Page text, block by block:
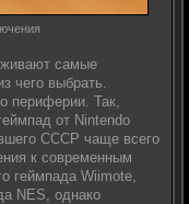
самые
чего выбрать.
периферии. Так,
от Nintendo
СССР чаще всего
к современным
геймпада Wiimote,
NES, однако